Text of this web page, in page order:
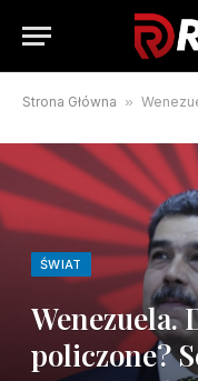
Strona Główna » Wenezuela.
ŚWIAT
Wenezuela.
policzone?